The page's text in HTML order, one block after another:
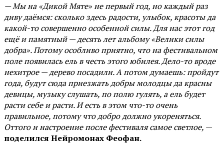
— Мы на «Дикой Мяте» не первый год, но каждый раз
диву даёмся: сколько здесь радости, улыбок, красоты да
какой-то совершенно особенной силы. Для нас этот год
ещё и памятный — десять лет альбому «Велики силы
добра». Потому особливо приятно, что на фестивальном
поле появилась ель в честь этого юбилея. Дело-то вроде
нехитрое — дерево посадили. А потом думаешь: пройдут
года, будут сюда приезжать добры молодцы да красны
девицы, музыку слушать, по полю гулять, а ель будет
расти себе и расти. И есть в этом что-то очень
правильное, потому что добро должно укореняться.
Оттого и настроение после фестиваля самое светлое, —
поделился Нейромонах Феофан.